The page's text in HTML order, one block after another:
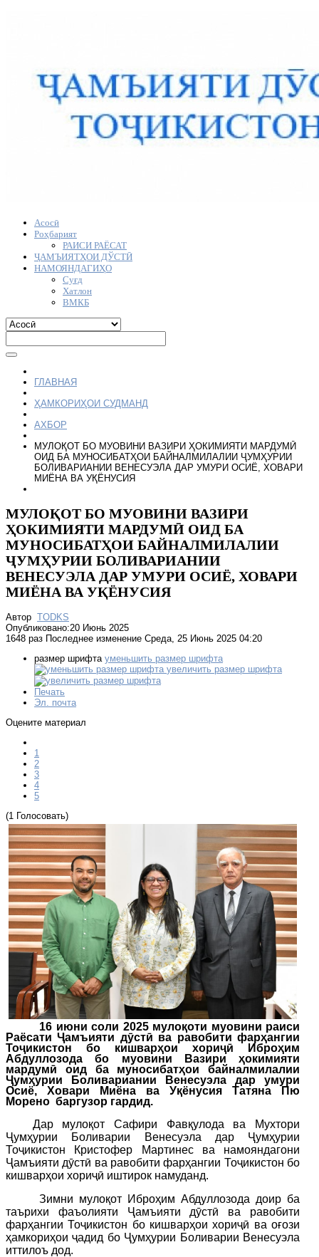
Асосӣ
Роҳбарият
РАИСИ РАЁСАТ
ҶАМЪИЯТҲОИ ДЎСТӢ
НАМОЯНДАГИҲО
Суғд
Хатлон
ВМКБ
ГЛАВНАЯ
ҲАМКОРИҲОИ СУДМАНД
АХБОР
МУЛОҚОТ БО МУОВИНИ ВАЗИРИ ҲОКИМИЯТИ МАРДУМӢ
ОИД БА МУНОСИБАТҲОИ БАЙНАЛМИЛАЛИИ ҶУМҲУРИИ
БОЛИВАРИАНИИ ВЕНЕСУЭЛА ДАР УМУРИ ОСИЁ, ХОВАРИ
МИЁНА ВА УҚЁНУСИЯ
МУЛОҚОТ БО МУОВИНИ ВАЗИРИ
ҲОКИМИЯТИ МАРДУМӢ ОИД БА
МУНОСИБАТҲОИ БАЙНАЛМИЛАЛИИ
ҶУМҲУРИИ БОЛИВАРИАНИИ
ВЕНЕСУЭЛА ДАР УМУРИ ОСИЁ, ХОВАРИ
МИЁНА ВА УҚЁНУСИЯ
Автор TODKS
Опубликовано:20 Июнь 2025
1648 раз Последнее изменение Среда, 25 Июнь 2025 04:20
размер шрифта уменьшить размер шрифта
увеличить размер шрифта
Печать
Эл. почта
Оцените материал
1
2
3
4
5
(1 Голосовать)
16 июни соли 2025мулоқоти муовини раиси
РаёсатиҶамъияти дӯстӣ ва равобити фарҳангии
Тоҷикистон бо кишварҳои хориҷӣ
Иброҳим
Абдуллозода бо муовини Вазири ҳокимияти
мардумӣ оид ба муносибатҳои байналмилалии
Ҷумҳурии Боливариании Венесуэла дар умури
Осиё, Ховари Миёна ва Уқёнусия Татяна Пю
Морено баргузор гардид.
Дар мулоқот Сафири Фавқулода ва Мухтори
Ҷумҳурии Боливарии Венесуэла дар Ҷумҳурии
Тоҷикистон Кристофер Мартинес ва намояндагони
Ҷамъияти дӯстӣ ва равобити фарҳангии Тоҷикистон бо
кишварҳои хориҷӣ иштирок намуданд.
Зимни мулоқот Иброҳим Абдуллозода доир ба
таърихи фаъолияти Ҷамъияти дӯстӣ ва равобити
фарҳангии Тоҷикистон бо кишварҳои хориҷӣ ва оғози
ҳамкориҳои ҷадид бо Ҷумҳурии Боливарии Венесуэла
иттилоъ дод.